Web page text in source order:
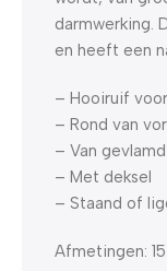
darmwerking.
en heeft een
– Hooiruif
– Rond van
– Van
– Met deksel
– Staand of
Afmetingen: 15